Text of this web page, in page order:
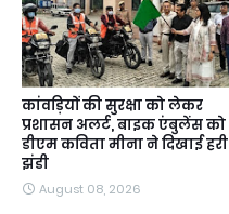
कांवड़ियों की सुरक्षा को लेकर
प्रशासन अलर्ट, बाइक एंबुलेंस को
डीएम कविता मीना ने दिखाई हरी
झंडी
August 08, 2026